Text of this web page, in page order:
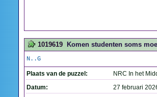
1019619 Komen studenten soms
N..G
Plaats van de puzzel:
NRC In het
Datum:
27 februari